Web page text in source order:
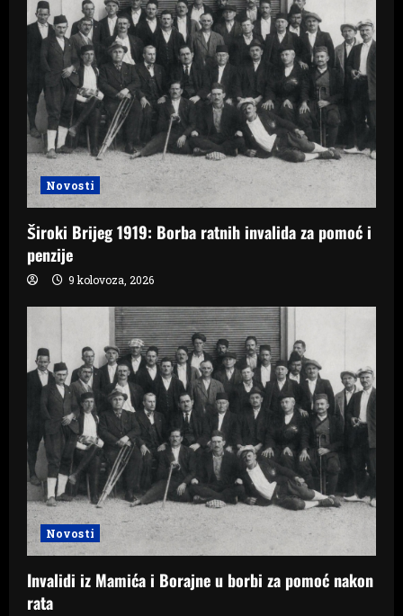
Novosti
Široki Brijeg 1919: Borba ratnih invalida za pomoć i
penzije
9 kolovoza, 2026
Novosti
Invalidi iz Mamića i Borajne u borbi za pomoć nakon
rata